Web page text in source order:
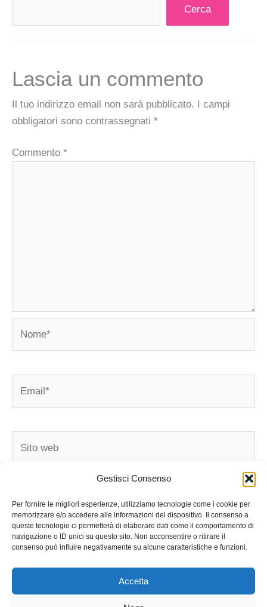
Gestisci Consenso
Per fornire le migliori esperienze, utilizziamo tecnologie come i cookie per
memorizzare e/o accedere alle informazioni del dispositivo. Il consenso a
queste tecnologie ci permetterà di elaborare dati come il comportamento di
navigazione o ID unici su questo sito. Non acconsentire o ritirare il
consenso può influire negativamente su alcune caratteristiche e funzioni.
Accetta
Cerca
Lascia un commento
Il tuo indirizzo email non sarà pubblicato. I campi
obbligatori sono contrassegnati *
Commento *
browser per la prossima volta che commento.